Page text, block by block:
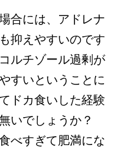
合には、アドレナ
抑えやすいのです
ルチゾール過剰が
すいということに
ドカ食いした経験
いでしょうか？
べすぎて肥満にな